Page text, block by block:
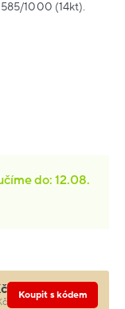
1000 (14kt).
do: 12.08.
Koupit s kódem